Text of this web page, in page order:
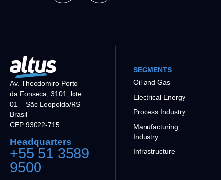
Av. Theodomiro Porto
da Fonseca, 3101, lote
01 – São Leopoldo/RS –
Brasil
CEP 93022-715
Headquarters
+55 51 3589
9500
SEGMENTS
Oil and Gas
Electrical Energy
Process Industry
Manufacturing
Industry
Infrastructure